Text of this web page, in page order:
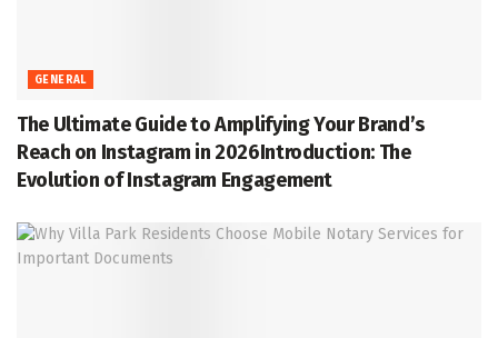
GENERAL
The Ultimate Guide to Amplifying Your Brand’s
Reach on Instagram in 2026Introduction: The
Evolution of Instagram Engagement